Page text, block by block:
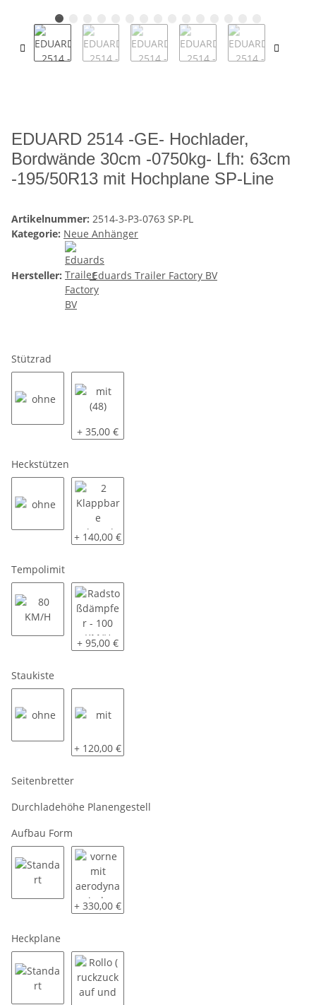
EDUARD 2514 -GE- Hochlader,
Bordwände 30cm -0750kg- Lfh: 63cm
-195/50R13 mit Hochplane SP-Line
Artikelnummer: 2514-3-P3-0763 SP-PL
Kategorie: Neue Anhänger
Hersteller: Eduards Trailer Factory BV
Stützrad
mit (48)
+ 35,00 €
Heckstützen
2 Klappbare Schwerlaststützen
+ 140,00 €
Tempolimit
80 KM/HRadstoßdämpfer - 100 KM/H
+ 95,00 €
Staukiste
mit
+ 120,00 €
Seitenbretter
Durchladehöhe Planengestell
Aufbau Form
Standartvorne mit aerodynamischer Schräge
+ 330,00 €
Heckplane